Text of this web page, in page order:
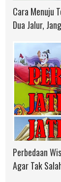
Cara Menuju
Dua Jalur,
Perbedaan
Agar Tak